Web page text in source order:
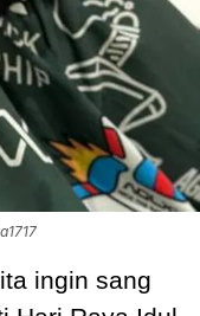
ingin sang